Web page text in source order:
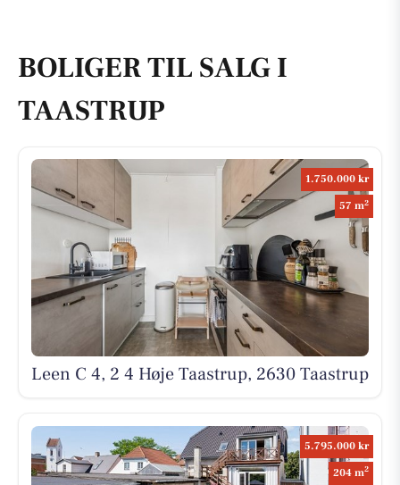
BOLIGER TIL SALG I
TAASTRUP
1.750.000 kr
57 m2
Leen C 4, 2 4 Høje Taastrup, 2630 Taastrup
5.795.000 kr
204 m2